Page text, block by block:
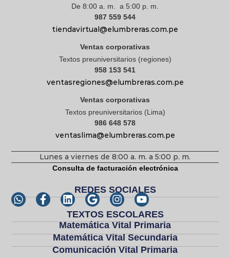
De 8:00 a. m. a 5:00 p. m.
987 559 544
tiendavirtual@elumbreras.com.pe
Ventas corporativas
Textos preuniversitarios (regiones)
958 153 541
ventasregiones@elumbreras.com.pe
Ventas corporativas
Textos preuniversitarios (Lima)
986 648 578
ventaslima@elumbreras.com.pe
Lunes a viernes de 8:00 a. m. a 5:00 p. m.
Consulta de facturación electrónica
REDES SOCIALES
TEXTOS ESCOLARES
Matemática Vital Primaria
Matemática Vital Secundaria
Comunicación Vital Primaria